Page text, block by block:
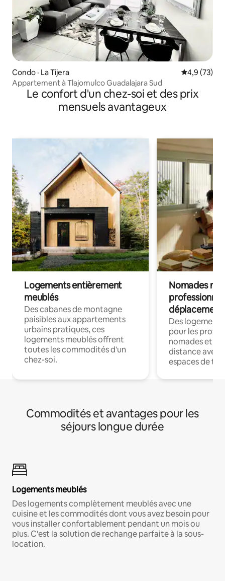
Condo · La Tijera Note
4,9 (73)
Appartement à Tlajomulco Guadalajara Sud
Le confort d'un chez-soi et des prix
mensuels avantageux
Logements entièrement
meublés
Des cabanes de montagne
paisibles aux appartements
urbains pratiques, ces
logements meublés offrent
toutes les commodités d'un
chez-soi.
Nomades
déplacement
Des
pour les
nomades et
distance avec
espaces de
Commodités et avantages pour les
séjours longue durée
Logements meublés
Des logements complètement meublés avec une
cuisine et les commodités dont vous avez besoin pour
vous installer confortablement pendant un mois ou
plus. C'est la solution de rechange parfaite à la sous-
location.